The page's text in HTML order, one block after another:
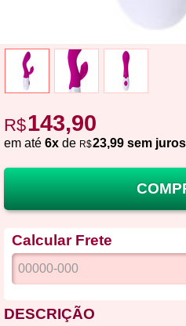
R$143,90
em até 6x de R$23,99 sem juros
Calcular Frete
DESCRIÇÃO